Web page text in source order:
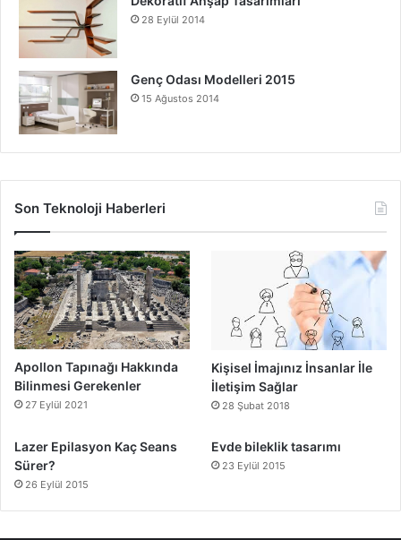
28 Eylül 2014
Genç Odası Modelleri 2015
15 Ağustos 2014
Son Teknoloji Haberleri
Apollon Tapınağı Hakkında
Bilinmesi Gerekenler
27 Eylül 2021
Kişisel İmajınız İnsanlar İle
İletişim Sağlar
28 Şubat 2018
Lazer Epilasyon Kaç Seans
Sürer?
26 Eylül 2015
Evde bileklik tasarımı
23 Eylül 2015